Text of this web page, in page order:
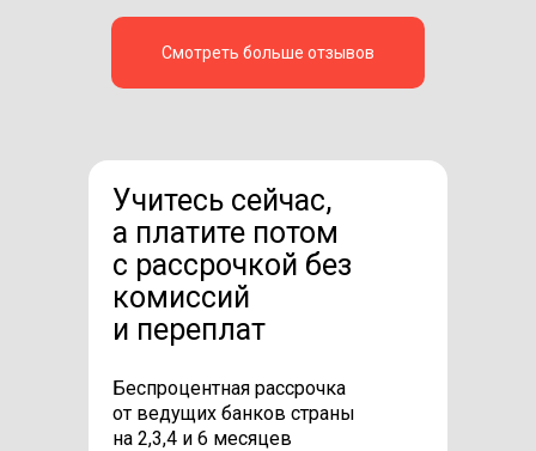
Смотреть больше отзывов
Учитесь сейчас,
а платите потом
с рассрочкой без
комиссий
и переплат
Беспроцентная рассрочка
от ведущих банков страны
на 2,3,4 и 6 месяцев